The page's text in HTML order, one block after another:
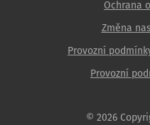
Ochrana
Změna
Provozní
Provozní
© 2026